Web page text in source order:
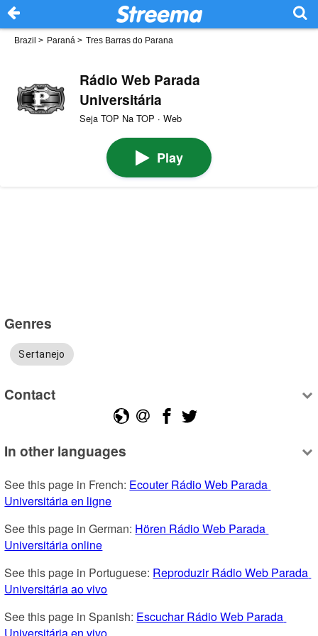
Brazil > Paraná > Tres Barras do Parana
Rádio Web Parada
Universitária
Seja TOP Na TOP · Web
Play
Genres
Sertanejo
Contact
In other languages
See this page in French: Ecouter Rádio Web Parada
Universitária en ligne
See this page in German: Hören Rádio Web Parada
Universitária online
See this page in Portuguese: Reproduzir Rádio Web Parada
Universitária ao vivo
See this page in Spanish: Escuchar Rádio Web Parada
Universitária en vivo